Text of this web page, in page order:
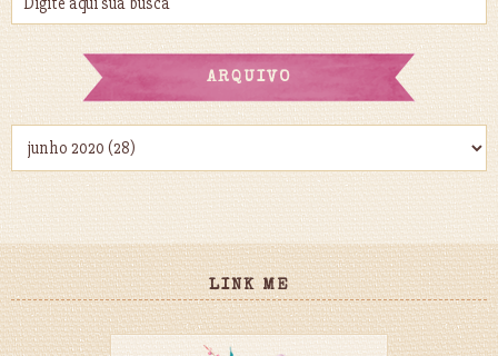
ARQUIVO
LINK ME